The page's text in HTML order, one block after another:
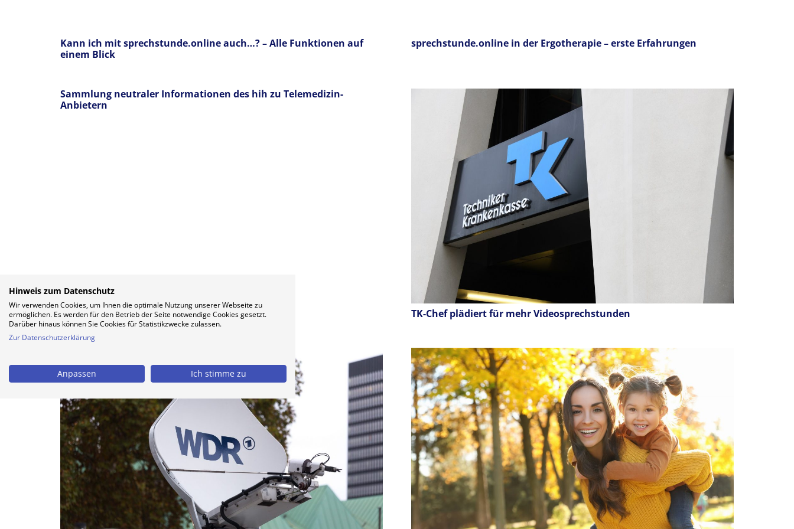
Kann ich mit sprechstunde.online auch…? – Alle Funktionen auf
einem Blick
sprechstunde.online in der Ergotherapie – erste Erfahrungen
Sammlung neutraler Informationen des hih zu Telemedizin-
Anbietern
TK-Chef plädiert für mehr Videosprechstunden
Hinweis zum Datenschutz
Wir verwenden Cookies, um Ihnen die optimale Nutzung unserer Webseite zu
ermöglichen. Es werden für den Betrieb der Seite notwendige Cookies gesetzt.
Darüber hinaus können Sie Cookies für Statistikzwecke zulassen.
Zur Datenschutzerklärung
Anpassen Ich stimme zu